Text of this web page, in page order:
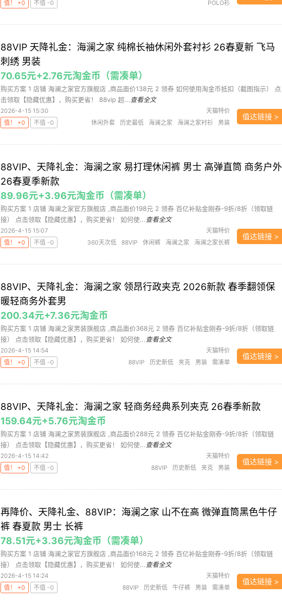
值！ +0
不值 -0 POLO衫
88VIP 天降礼金：海澜之家 纯棉长袖休闲外套衬衫 26春夏新 飞马
刺绣 男装
70.65元+2.76元淘金币（需凑单）
购买方案 1 店铺 海澜之家官方旗舰店 ,商品面价138元 2 领券 如何使用淘金币抵扣（截图指示） 点
击领取【隐藏优惠】，购买更省！ 88vip 超... 查看全文
2026-4-15 15:30
天猫特价
值！ +0
不值 -0 休闲外套 历史最低 海澜之家 海澜之家衬衫
男装
值达链接 >
88VIP、天降礼金：海澜之家 易打理休闲裤 男士 高弹直筒 商务户外
26春夏季新款
89.96元+3.96元淘金币（需凑单）
购买方案 1 店铺 海澜之家官方旗舰店 ,商品面价198元 2 领券 百亿补贴金刚券-9折/8折（领取链
接） 点击领取【隐藏优惠】，购买更省！ 如何使... 查看全文
2026-4-15 15:07
天猫特价
值！ +0
不值 -0 360天次低 88VIP 休闲裤 海澜之家
海澜之家长裤
值达链接 >
88VIP、天降礼金：海澜之家 领昂行政夹克 2026新款 春季翻领保
暖轻商务外套男
200.34元+7.36元淘金币
购买方案 1 店铺 海澜之家男装旗舰店 ,商品面价368元 2 领券 百亿补贴金刚券-9折/8折（领取链
接） 点击领取【隐藏优惠】，购买更省！ 如何使... 查看全文
2026-4-15 14:54
天猫特价
值！ +0
不值 -0 88VIP 历史新低 夹克 男装 需凑单
值达链接 >
88VIP、天降礼金：海澜之家 轻商务经典系列夹克 26春季新款
159.64元+5.76元淘金币
购买方案 1 店铺 海澜之家男装旗舰店 ,商品面价288元 2 领券 百亿补贴金刚券-9折/8折（领取链
接） 点击领取【隐藏优惠】，购买更省！ 如何使... 查看全文
2026-4-15 14:42
天猫特价
值！ +0
不值 -0 88VIP 历史新低 夹克 男装
值达链接 >
再降价、天降礼金、88VIP：海澜之家 山不在高 微弹直筒黑色牛仔
裤 春夏款 男士 长裤
78.51元+3.36元淘金币（需凑单）
购买方案 1 店铺 海澜之家官方旗舰店 ,商品面价168元 2 领券 百亿补贴金刚券-9折/8折（领取链
接） 点击领取【隐藏优惠】，购买更省！ 如何使... 查看全文
2026-4-15 14:24
天猫特价
值！ +0
不值 -0 88VIP 历史新低 牛仔裤 男装 需凑单
值达链接 >